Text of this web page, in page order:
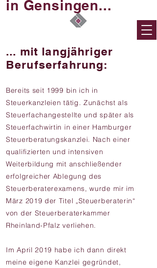
in Gensingen...
... mit langjähriger
Berufserfahrung:
Bereits seit 1999 bin ich in
Steuerkanzleien tätig. Zunächst als
Steuerfachangestellte und später als
Steuerfachwirtin in einer Hamburger
Steuerberatungskanzlei. Nach einer
qualifizierten und intensiven
Weiterbildung mit anschließender
erfolgreicher Ablegung des
Steuerberaterexamens, wurde mir im
März 2019 der Titel „Steuerberaterin“
von der Steuerberaterkammer
Rheinland-Pfalz verliehen.
Im April 2019 habe ich dann direkt
meine eigene Kanzlei gegründet,